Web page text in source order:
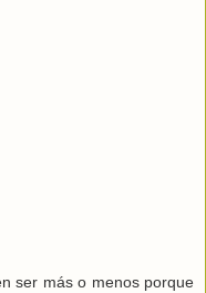
ser más o menos porque